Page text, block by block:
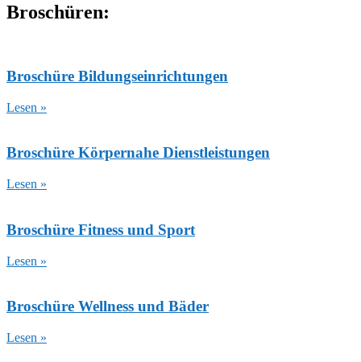
Broschüren:
Broschüre Bildungseinrichtungen
Lesen »
Broschüre Körpernahe Dienstleistungen
Lesen »
Broschüre Fitness und Sport
Lesen »
Broschüre Wellness und Bäder
Lesen »